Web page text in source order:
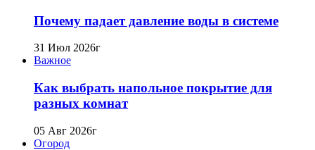
Почему падает давление воды в системе
31 Июл 2026г
Важное
Как выбрать напольное покрытие для
разных комнат
05 Авг 2026г
Огород